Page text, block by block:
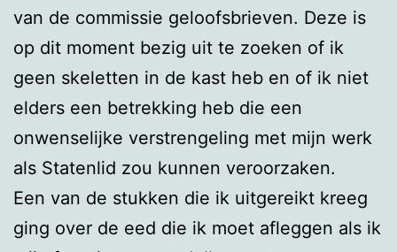
van de commissie geloofsbrieven. Deze is
op dit moment bezig uit te zoeken of ik
geen skeletten in de kast heb en of ik niet
elders een betrekking heb die een
onwenselijke verstrengeling met mijn werk
als Statenlid zou kunnen veroorzaken.
Een van de stukken die ik uitgereikt kreeg
ging over de eed die ik moet afleggen als ik